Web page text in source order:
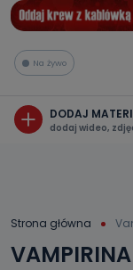
Na żywo
DODAJ
dodaj wideo,
Strona główna
VAMPIRINA